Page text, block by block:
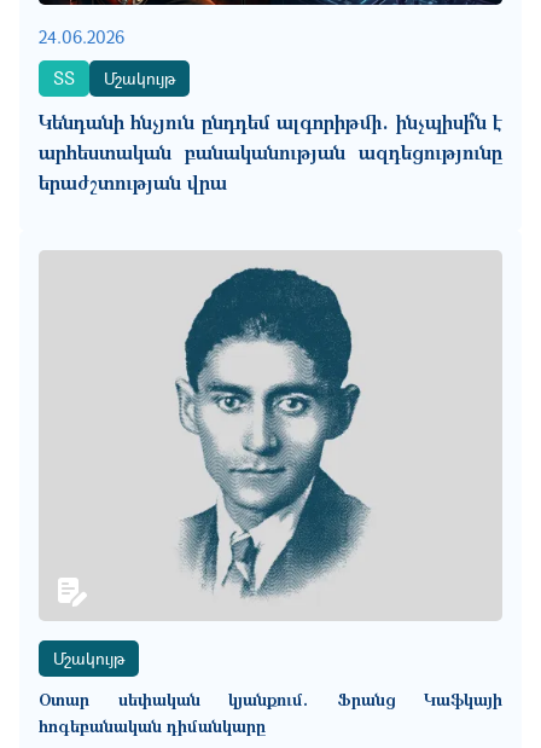
Կենդանի հնչյուն ընդդեմ ալգորիթմի. ինչպիսի՞ն է
արհեստական բանականության ազդեցությունը
երաժշտության վրա
24.06.2026
ՏՏ
Մշակույթ
Մշակույթ
Օտար սեփական կյանքում. Ֆրանց Կաֆկայի
հոգեբանական դիմանկարը